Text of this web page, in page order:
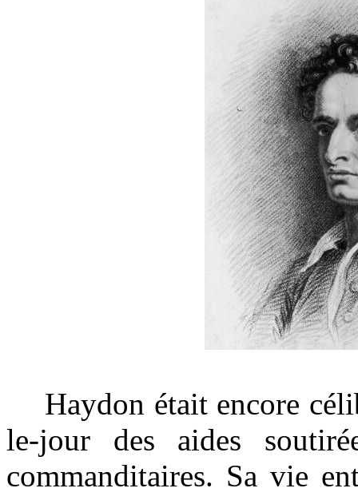
Haydon était encore
le-jour des aides
commanditaires. Sa vie